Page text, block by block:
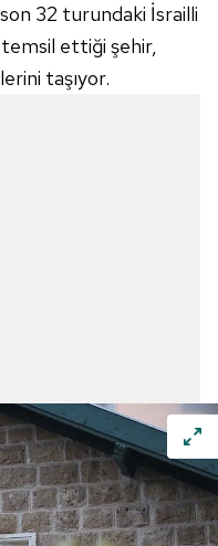
32 turundaki İsrailli
ettiği şehir,
taşıyor.